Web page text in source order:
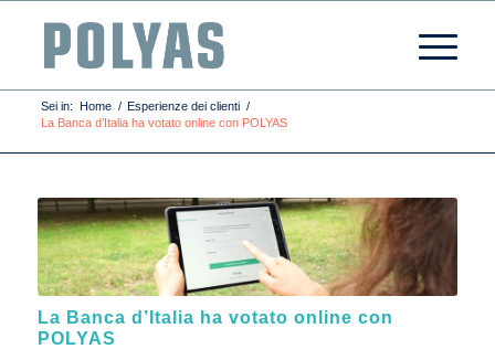
Sei in: Home / Esperienze dei clienti /
La Banca d’Italia ha votato online con POLYAS
La Banca d’Italia ha votato online con
POLYAS